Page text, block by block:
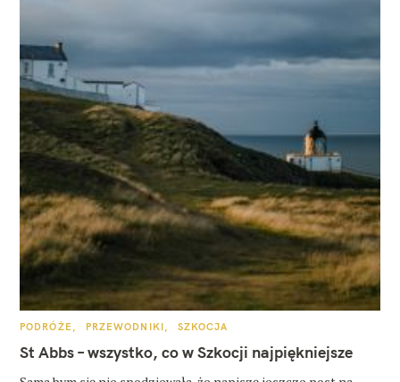
K
T
E
O
PODRÓŻE PRZEWODNIKI SZKOCJA
St Abbs – wszystko, co w Szkocji najpiękniejsze